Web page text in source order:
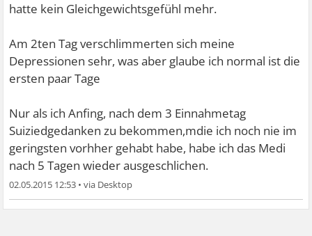
hatte kein Gleichgewichtsgefühl mehr.
Am 2ten Tag verschlimmerten sich meine
Depressionen sehr, was aber glaube ich normal ist die
ersten paar Tage
Nur als ich Anfing, nach dem 3 Einnahmetag
Suiziedgedanken zu bekommen,mdie ich noch nie im
geringsten vorhher gehabt habe, habe ich das Medi
nach 5 Tagen wieder ausgeschlichen.
02.05.2015 12:53 •